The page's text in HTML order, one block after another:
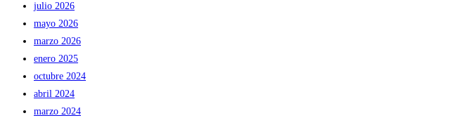
julio 2026
mayo 2026
marzo 2026
enero 2025
octubre 2024
abril 2024
marzo 2024